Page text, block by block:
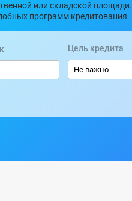
или складской площади.
программ кредитования.
Цель кредита